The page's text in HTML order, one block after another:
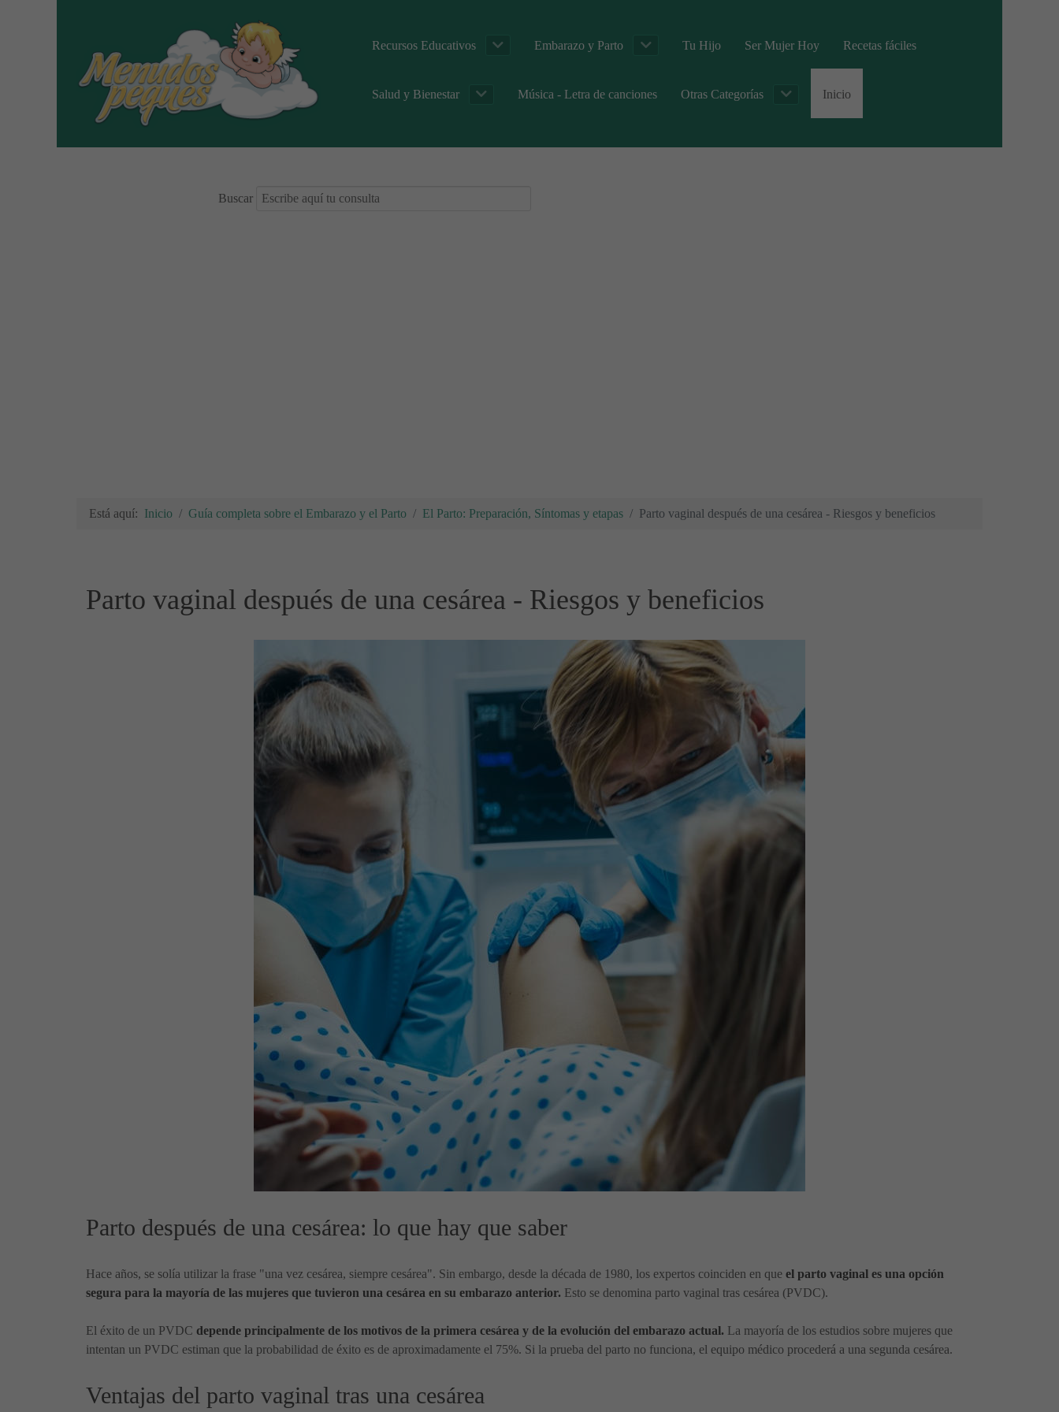
Recursos Educativos Embarazo y Parto Tu Hijo Ser Mujer Hoy Recetas fáciles
Salud y Bienestar Música - Letra de canciones Otras Categorías Inicio
Buscar
Está aquí: Inicio Guía completa sobre el Embarazo y el Parto El Parto: Preparación, Síntomas y etapas Parto vaginal después de una cesárea - Riesgos y beneficios
Parto vaginal después de una cesárea - Riesgos y beneficios
Parto después de una cesárea: lo que hay que saber
Hace años, se solía utilizar la frase "una vez cesárea, siempre cesárea". Sin embargo, desde la década de 1980, los expertos coinciden en que el parto vaginal es una opción
segura para la mayoría de las mujeres que tuvieron una cesárea en su embarazo anterior. Esto se denomina parto vaginal tras cesárea (PVDC).
El éxito de un PVDC depende principalmente de los motivos de la primera cesárea y de la evolución del embarazo actual. La mayoría de los estudios sobre mujeres que
intentan un PVDC estiman que la probabilidad de éxito es de aproximadamente el 75%. Si la prueba del parto no funciona, el equipo médico procederá a una segunda cesárea.
Ventajas del parto vaginal tras una cesárea